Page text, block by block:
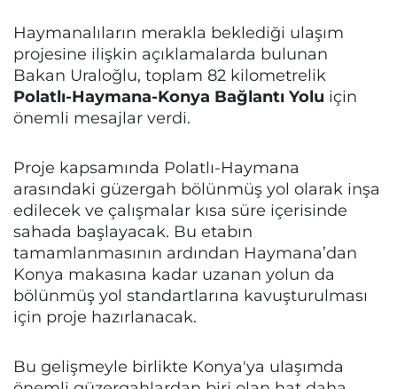
Haymanalıların merakla beklediği ulaşım
projesine ilişkin açıklamalarda bulunan
Bakan Uraloğlu, toplam 82 kilometrelik
Polatlı-Haymana-Konya Bağlantı Yolu için
önemli mesajlar verdi.
Proje kapsamında Polatlı-Haymana
arasındaki güzergah bölünmüş yol olarak inşa
edilecek ve çalışmalar kısa süre içerisinde
sahada başlayacak. Bu etabın
tamamlanmasının ardından Haymana’dan
Konya makasına kadar uzanan yolun da
bölünmüş yol standartlarına kavuşturulması
için proje hazırlanacak.
Bu gelişmeyle birlikte Konya'ya ulaşımda